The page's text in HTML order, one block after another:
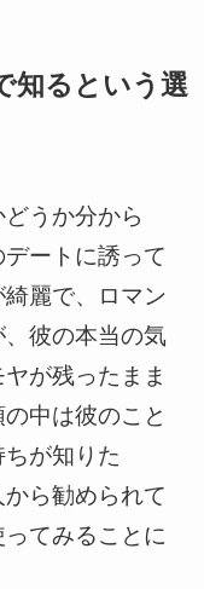
知るという選
うか分から
ートに誘って
麗で、ロマン
彼の本当の気
が残ったまま
中は彼のこと
が知りた
ら勧められて
ってみることに